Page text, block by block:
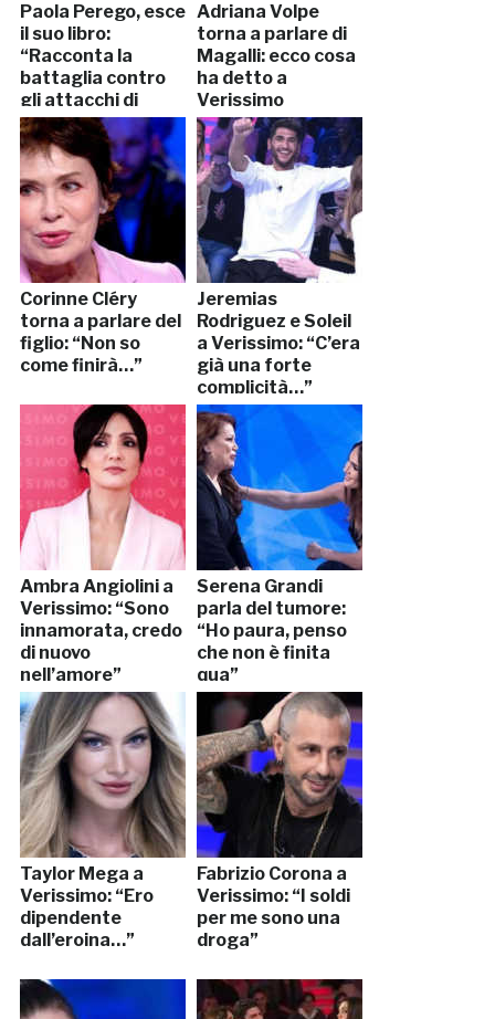
Paola Perego, esce
il suo libro:
“Racconta la
battaglia contro
gli attacchi di
panico”
Adriana Volpe
torna a parlare di
Magalli: ecco cosa
ha detto a
Verissimo
Corinne Cléry
torna a parlare del
figlio: “Non so
come finirà…”
Jeremias
Rodriguez e Soleil
a Verissimo: “C’era
già una forte
complicità…”
Ambra Angiolini a
Verissimo: “Sono
innamorata, credo
di nuovo
nell’amore”
Serena Grandi
parla del tumore:
“Ho paura, penso
che non è finita
qua”
Taylor Mega a
Verissimo: “Ero
dipendente
dall’eroina…”
Fabrizio Corona a
Verissimo: “I soldi
per me sono una
droga”